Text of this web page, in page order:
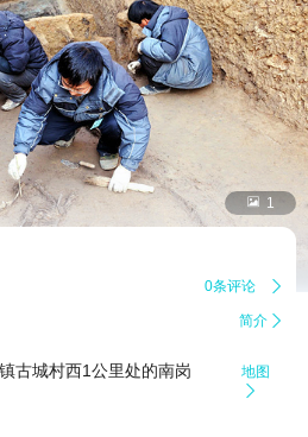
 1
0条评论 
简介 
古城村西1公里处的南岗
地图
